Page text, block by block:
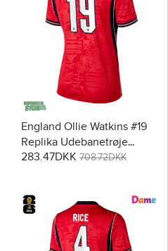
England Ollie Watkins #19
Replika Udebanetrøje
Dame VM 2026 Kortærmet
283.47DKK 708.72DKK